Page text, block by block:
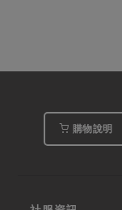
購物說明